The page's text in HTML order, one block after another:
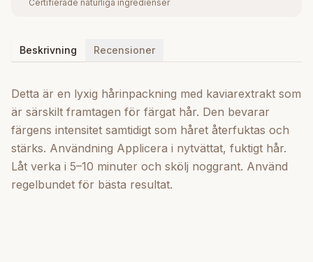
Certifierade naturliga ingredienser
Beskrivning Recensioner
Detta är en lyxig hårinpackning med kaviarextrakt som
är särskilt framtagen för färgat hår. Den bevarar
färgens intensitet samtidigt som håret återfuktas och
stärks. Användning Applicera i nytvättat, fuktigt hår.
Låt verka i 5–10 minuter och skölj noggrant. Använd
regelbundet för bästa resultat.